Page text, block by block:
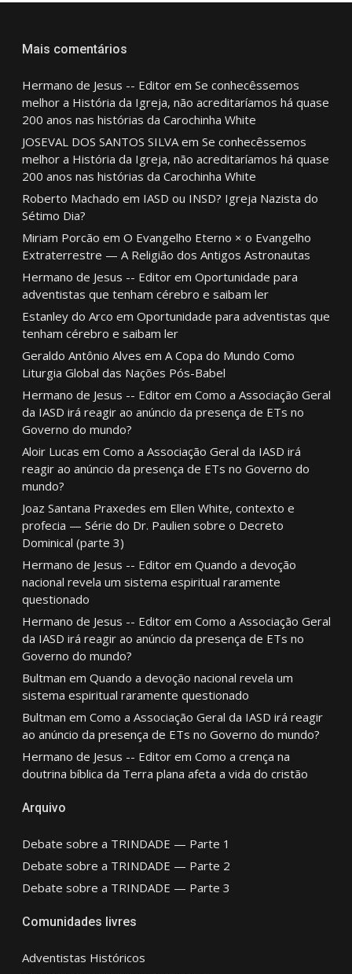
Mais comentários
Hermano de Jesus -- Editorem Se conhecêssemos
melhor a História da Igreja, não acreditaríamos há quase
200 anos nas histórias da Carochinha White
JOSEVAL DOS SANTOS SILVAem Se conhecêssemos
melhor a História da Igreja, não acreditaríamos há quase
200 anos nas histórias da Carochinha White
Roberto Machado em IASD ou INSD? Igreja Nazista do
Sétimo Dia?
Miriam Porcão em O Evangelho Eterno × o Evangelho
Extraterrestre — A Religião dos Antigos Astronautas
Hermano de Jesus -- Editorem Oportunidade para
adventistas que tenham cérebro e saibam ler
Estanley do Arco em Oportunidade para adventistas que
tenham cérebro e saibam ler
Geraldo Antônio Alves em A Copa do Mundo Como
Liturgia Global das Nações Pós-Babel
Hermano de Jesus -- Editorem Como a Associação Geral
da IASD irá reagir ao anúncio da presença de ETs no
Governo do mundo?
Aloir Lucas em Como a Associação Geral da IASD irá
reagir ao anúncio da presença de ETs no Governo do
mundo?
Joaz Santana Praxedes em Ellen White, contexto e
profecia — Série do Dr. Paulien sobre o Decreto
Dominical (parte 3)
Hermano de Jesus -- Editorem Quando a devoção
nacional revela um sistema espiritual raramente
questionado
Hermano de Jesus -- Editorem Como a Associação Geral
da IASD irá reagir ao anúncio da presença de ETs no
Governo do mundo?
Bultman em Quando a devoção nacional revela um
sistema espiritual raramente questionado
Bultman em Como a Associação Geral da IASD irá reagir
ao anúncio da presença de ETs no Governo do mundo?
Hermano de Jesus -- Editorem Como a crença na
doutrina bíblica da Terra plana afeta a vida do cristão
Arquivo
Debate sobre a TRINDADE — Parte 1
Debate sobre a TRINDADE — Parte 2
Debate sobre a TRINDADE — Parte 3
Comunidades livres
Adventistas Históricos